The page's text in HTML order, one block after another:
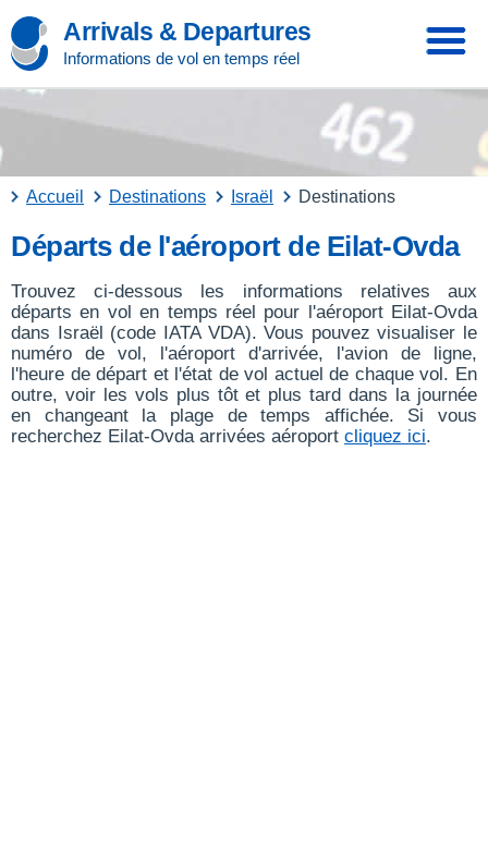
Arrivals & Departures
Informations de vol en temps réel
Accueil Destinations Israël Destinations
Départs de l'aéroport de Eilat-Ovda
Trouvez ci-dessous les informations relatives aux
départs en vol en temps réel pour l'aéroport Eilat-Ovda
dans Israël (code IATA VDA). Vous pouvez visualiser le
numéro de vol, l'aéroport d'arrivée, l'avion de ligne,
l'heure de départ et l'état de vol actuel de chaque vol. En
outre, voir les vols plus tôt et plus tard dans la journée
en changeant la plage de temps affichée. Si vous
recherchez Eilat-Ovda arrivées aéroport cliquez ici.